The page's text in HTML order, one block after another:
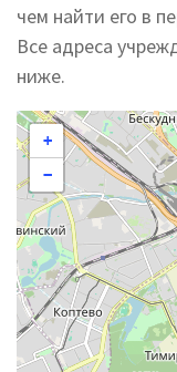
чем найти его в
Все адреса
ниже.
+
−